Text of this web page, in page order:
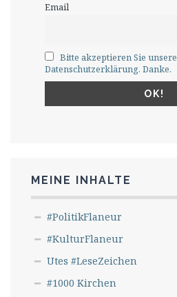
Email
Bitte akzeptieren Sie unsere
Datenschutzerklärung. Danke.
MEINE INHALTE
#PolitikFlaneur
#KulturFlaneur
Utes #LeseZeichen
#1000 Kirchen